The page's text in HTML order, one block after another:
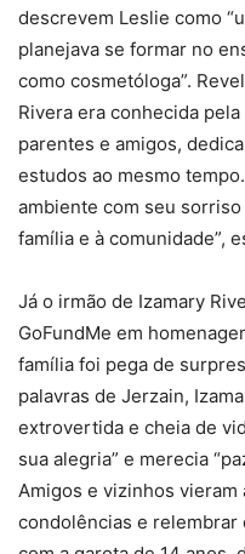
descrevem Leslie como
planejava se formar no
como cosmetóloga”.
Rivera era conhecida
parentes e amigos,
estudos ao mesmo
ambiente com seu
família e à comunidade”,
Já o irmão de Izamary
GoFundMe em
família foi pega de
palavras de Jerzain,
extrovertida e cheia de
sua alegria” e merecia
Amigos e vizinhos
condolências e